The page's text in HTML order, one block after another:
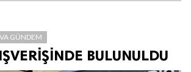
GÜNDEM
BULUNULDU